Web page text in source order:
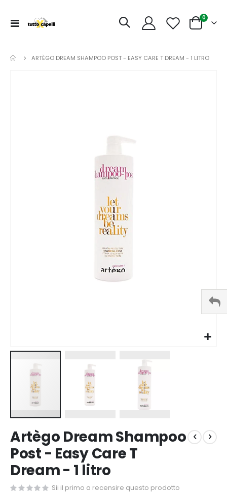
Toggle
Cart
0articoli
ARTÈGO DREAM SHAMPOO POST - EASY CARE T DREAM - 1 LITRO
all'inizio
della
galleria
di
immagini
Artègo Dream Shampoo
Post - Easy Care T
Dream - 1 litro
Sii il primo a recensire questo prodotto